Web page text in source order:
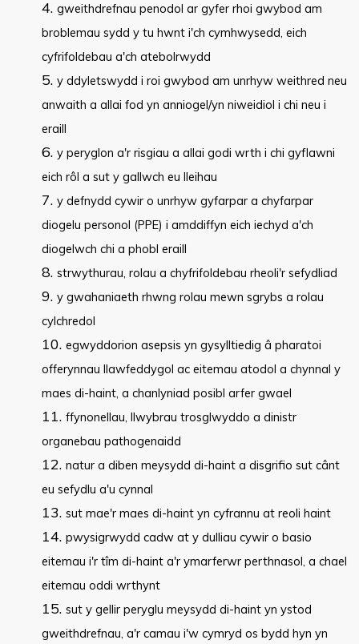
gweithdrefnau penodol ar gyfer rhoi gwybod am
broblemau sydd y tu hwnt i'ch cymhwysedd, eich
cyfrifoldebau a'ch atebolrwydd
y ddyletswydd i roi gwybod am unrhyw weithred neu
anwaith a allai fod yn anniogel/yn niweidiol i chi neu i
eraill
y peryglon a'r risgiau a allai godi wrth i chi gyflawni
eich rôl a sut y gallwch eu lleihau
y defnydd cywir o unrhyw gyfarpar a chyfarpar
diogelu personol (PPE) i amddiffyn eich iechyd a'ch
diogelwch chi a phobl eraill
strwythurau, rolau a chyfrifoldebau rheoli'r sefydliad
y gwahaniaeth rhwng rolau mewn sgrybs a rolau
cylchredol
egwyddorion asepsis yn gysylltiedig â pharatoi
offerynnau llawfeddygol ac eitemau atodol a chynnal y
maes di-haint, a chanlyniad posibl arfer gwael
ffynonellau, llwybrau trosglwyddo a dinistr
organebau pathogenaidd
natur a diben meysydd di-haint a disgrifio sut cânt
eu sefydlu a'u cynnal
sut mae'r maes di-haint yn cyfrannu at reoli haint
pwysigrwydd cadw at y dulliau cywir o basio
eitemau i'r tîm di-haint a'r ymarferwr perthnasol, a chael
eitemau oddi wrthynt
sut y gellir peryglu meysydd di-haint yn ystod
gweithdrefnau, a'r camau i'w cymryd os bydd hyn yn